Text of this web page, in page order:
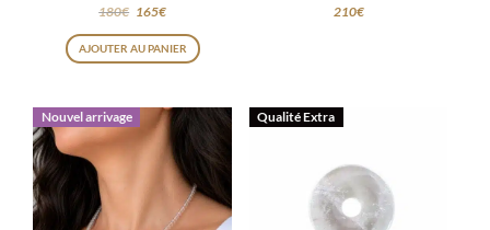
180€ 165€
AJOUTER AU PANIER
210€
Nouvel arrivage Qualité Extra